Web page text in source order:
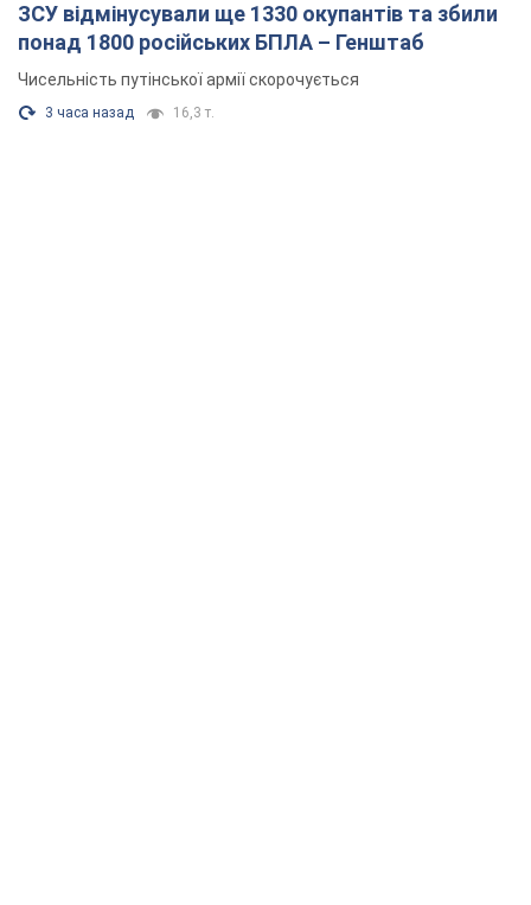
ЗСУ відмінусували ще 1330 окупантів та збили
понад 1800 російських БПЛА – Генштаб
Чисельність путінської армії скорочується
3 часа назад 16,3 т.